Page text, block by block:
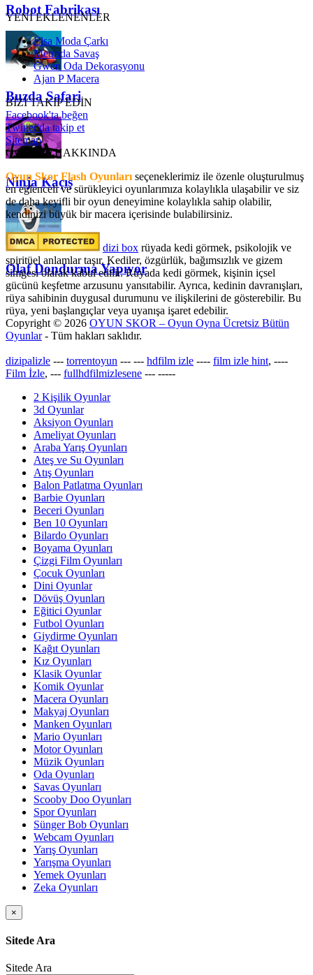
Robot Fabrikası
Buzda Safari
Ninja Kaçış
Olaf Dondurma Yapıyor
YENİ EKLENENLER
Elsa Moda Çarkı
Metroda Savaş
Gwen Oda Dekorasyonu
Ajan P Macera
BİZİ TAKİP EDİN
Facebook'ta beğen
Twitter'da takip et
Sitemap
OyunSkor HAKKINDA
Oyun Skor Flash Oyunları seçeneklerimiz ile özenle oluşturulmuş
en eğlenceli ve sürükleyici oyunlarımıza kolaylıkla ulaşabilir ve siz
de daha keyifli bir oyun deneyimine kolaylıkla sahip olabilir,
kendinizi büyük bir macera içerisinde bulabilirsiniz.
dizi box rüyada kedi görmek​, psikolojik ve
spiritüel anlamlar taşır. Kediler, özgürlük, bağımsızlık ve gizem
simgesi olarak kabul edilir. Rüyada kedi görmek, kişinin içsel
gücünü keşfetme arzusunu yansıtabilir. Ayrıca, kedinin davranışları,
rüya sahibinin duygusal durumunu ve ilişkilerini de gösterebilir. Bu
rüya, yeni başlangıçlar veya uyanışa işaret edebilir.
Copyright © 2026 OYUN SKOR – Oyun Oyna Ücretsiz Bütün
Oyunlar- Tüm hakları saklıdır.
dizipalizle --- torrentoyun --- --- hdfilm izle ---- film izle hint, ----
Film İzle, --- fullhdfilmizlesene --- -----
2 Kişilik Oyunlar
3d Oyunlar
Aksiyon Oyunları
Ameliyat Oyunları
Araba Yarış Oyunları
Ateş ve Su Oyunları
Atış Oyunları
Balon Patlatma Oyunları
Barbie Oyunları
Beceri Oyunları
Ben 10 Oyunları
Bilardo Oyunları
Boyama Oyunları
Çizgi Film Oyunları
Çocuk Oyunları
Dini Oyunlar
Dövüş Oyunları
Eğitici Oyunlar
Futbol Oyunları
Giydirme Oyunları
Kağıt Oyunları
Kız Oyunları
Klasik Oyunlar
Komik Oyunlar
Macera Oyunları
Makyaj Oyunları
Manken Oyunları
Mario Oyunları
Motor Oyunları
Müzik Oyunları
Oda Oyunları
Savas Oyunları
Scooby Doo Oyunları
Spor Oyunları
Sünger Bob Oyunları
Webcam Oyunları
Yarış Oyunları
Yarışma Oyunları
Yemek Oyunları
Zeka Oyunları
×
Sitede Ara
Sitede Ara